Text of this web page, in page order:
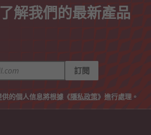
解我們的最新產品
訂閱
的個人信息將根據《隱私政策》進行處理。